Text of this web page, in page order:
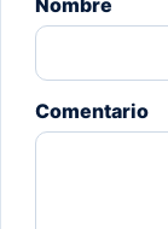
Nombre
Comentario